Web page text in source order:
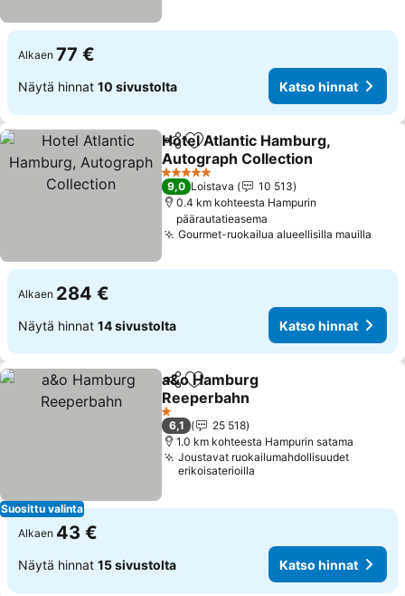
Alkaen 77 €
Näytä hinnat 10 sivustolta Katso hinnat
Jaa Lisää suosikkeihin
Hotel Atlantic Hamburg,
Autograph Collection
Katso hinnat
5 Tähtiluokitus
9,0 Loistava
10 513
0.4 km kohteesta Hampurin
päärautatieasema
Gourmet-ruokailua alueellisilla mauilla
Alkaen 284 €
Näytä hinnat 14 sivustolta Katso hinnat
Suosittu valinta
Jaa Lisää suosikkeihin
a&o Hamburg
Reeperbahn
Katso hinnat
1 Tähtiluokitus
6,1
25 518
1.0 km kohteesta Hampurin satama
Joustavat ruokailumahdollisuudet
erikoisaterioilla
Alkaen 43 €
Näytä hinnat 15 sivustolta Katso hinnat